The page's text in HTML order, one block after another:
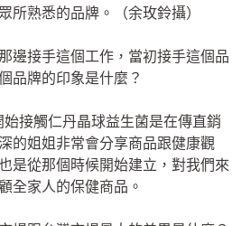
所熟悉的品牌。（余玫鈴攝）
邊接手這個工作，當初接手這個品
品牌的印象是什麼？
始接觸仁丹晶球益生菌是在傳直銷
的姐姐非常會分享商品跟健康觀
是從那個時候開始建立，對我們來
全家人的保健商品。